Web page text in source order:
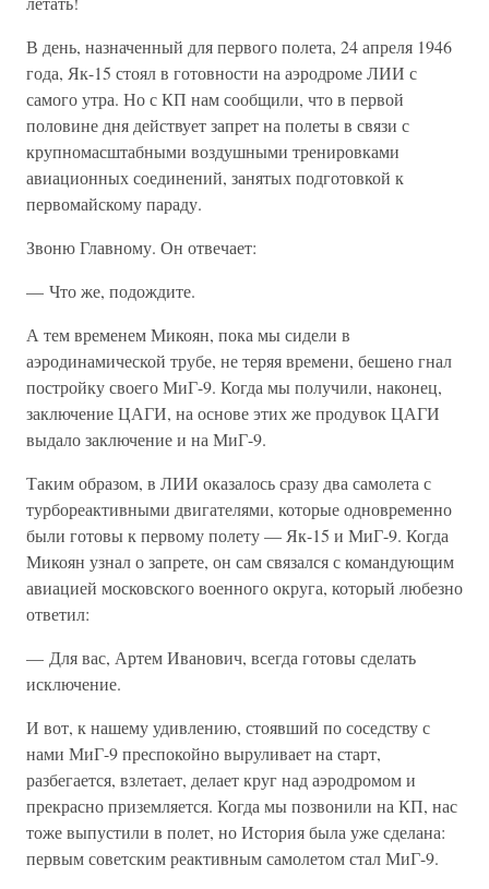
В день, назначенный для первого полета, 24 апреля 1946
года, Як-15 стоял в готовности на аэродроме ЛИИ с
самого утра. Но с КП нам сообщили, что в первой
половине дня действует запрет на полеты в связи с
крупномасштабными воздушными тренировками
авиационных соединений, занятых подготовкой к
первомайскому параду.
Звоню Главному. Он отвечает:
— Что же, подождите.
А тем временем Микоян, пока мы сидели в
аэродинамической трубе, не теряя времени, бешено гнал
постройку своего МиГ-9. Когда мы получили, наконец,
заключение ЦАГИ, на основе этих же продувок ЦАГИ
выдало заключение и на МиГ-9.
Таким образом, в ЛИИ оказалось сразу два самолета с
турбореактивными двигателями, которые одновременно
были готовы к первому полету — Як-15 и МиГ-9. Когда
Микоян узнал о запрете, он сам связался с командующим
авиацией московского военного округа, который любезно
ответил:
— Для вас, Артем Иванович, всегда готовы сделать
исключение.
И вот, к нашему удивлению, стоявший по соседству с
нами МиГ-9 преспокойно выруливает на старт,
разбегается, взлетает, делает круг над аэродромом и
прекрасно приземляется. Когда мы позвонили на КП, нас
тоже выпустили в полет, но История была уже сделана:
первым советским реактивным самолетом стал МиГ-9.